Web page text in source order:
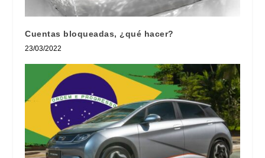
Cuentas bloqueadas, ¿qué hacer?
23/03/2022